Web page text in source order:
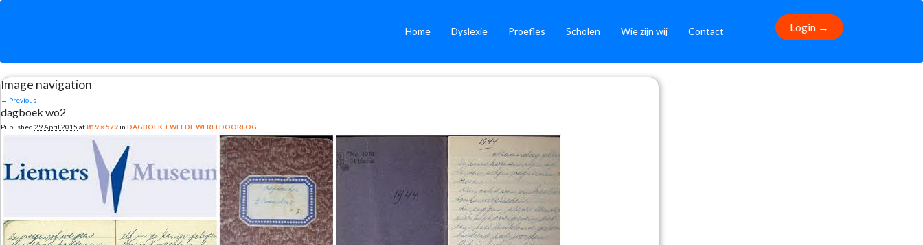
Home(current)Dyslexie Proefles (current)Scholen Wie zijn wij Contact Login →
Image navigation
← Previous
dagboek wo2
Published 29 April 2015 at819 × 579in DAGBOEK TWEEDE WERELDOORLOG